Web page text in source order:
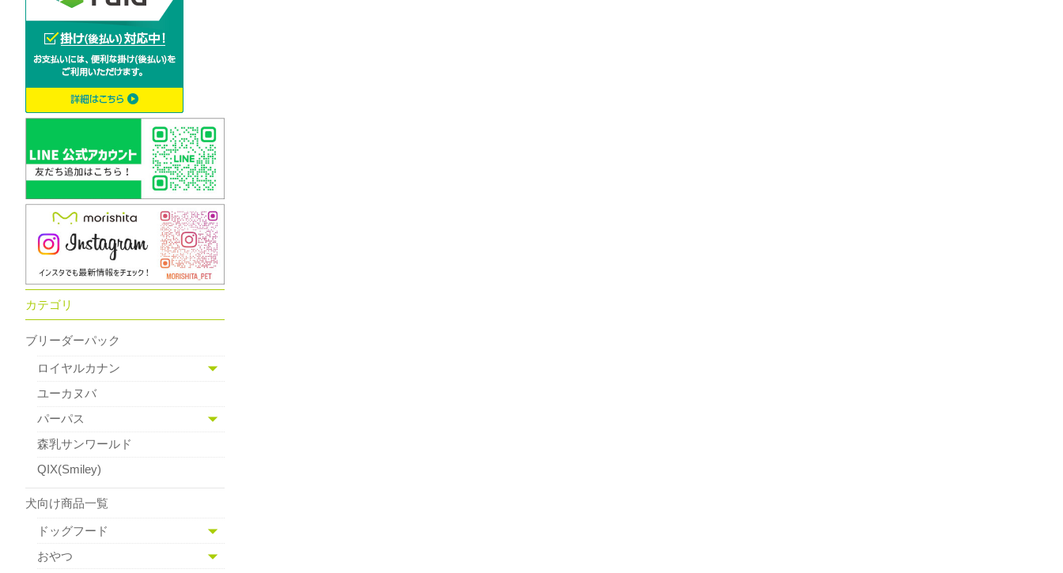
カテゴリ
ブリーダーパック
ロイヤルカナン
ユーカヌバ
パーパス
森乳サンワールド
QIX(Smiley)
犬向け商品一覧
ドッグフード
おやつ